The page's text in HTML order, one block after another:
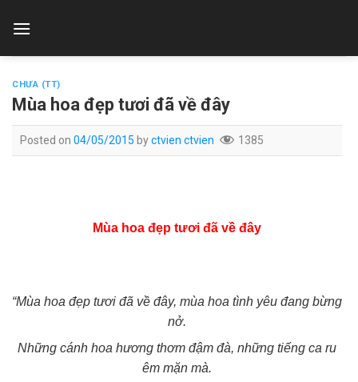
CHƯA (TT)
Mùa hoa đẹp tươi đã về đây
Posted on 04/05/2015 byctvien ctvien 1385
Mùa hoa đẹp tươi đã về đây
“Mùa hoa đẹp tươi đã về đây, mùa hoa tình yêu đang bừng
nở.
Những cánh hoa hương thơm đậm đà, những tiếng ca ru
êm mặn mà.